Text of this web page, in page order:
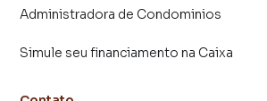
Administradora de Condominios
Simule seu financiamento na Caixa